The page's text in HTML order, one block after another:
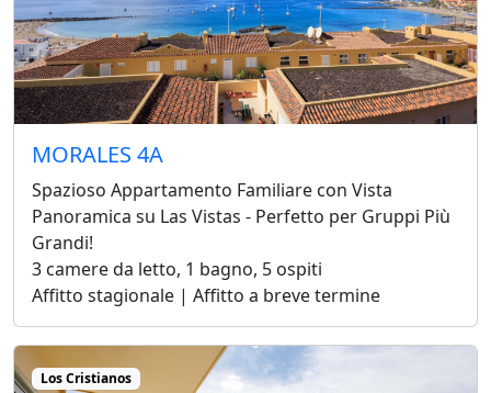
MORALES 4A
Spazioso Appartamento Familiare con Vista
Panoramica su Las Vistas - Perfetto per Gruppi Più
Grandi!
3 camere da letto, 1 bagno, 5 ospiti
Affitto stagionale | Affitto a breve termine
Los Cristianos